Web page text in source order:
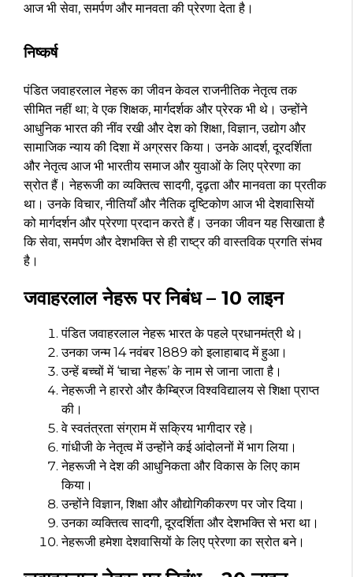
आज भी सेवा, समर्पण और मानवता की प्रेरणा देता है।
निष्कर्ष
पंडित जवाहरलाल नेहरू का जीवन केवल राजनीतिक नेतृत्व तक
सीमित नहीं था; वे एक शिक्षक, मार्गदर्शक और प्रेरक भी थे। उन्होंने
आधुनिक भारत की नींव रखी और देश को शिक्षा, विज्ञान, उद्योग और
सामाजिक न्याय की दिशा में अग्रसर किया। उनके आदर्श, दूरदर्शिता
और नेतृत्व आज भी भारतीय समाज और युवाओं के लिए प्रेरणा का
स्रोत हैं। नेहरूजी का व्यक्तित्व सादगी, दृढ़ता और मानवता का प्रतीक
था। उनके विचार, नीतियाँ और नैतिक दृष्टिकोण आज भी देशवासियों
को मार्गदर्शन और प्रेरणा प्रदान करते हैं। उनका जीवन यह सिखाता है
कि सेवा, समर्पण और देशभक्ति से ही राष्ट्र की वास्तविक प्रगति संभव
है।
जवाहरलाल नेहरू पर निबंध – 10 लाइन
पंडित जवाहरलाल नेहरू भारत के पहले प्रधानमंत्री थे।
उनका जन्म 14 नवंबर 1889 को इलाहाबाद में हुआ।
उन्हें बच्चों में ‘चाचा नेहरू’ के नाम से जाना जाता है।
नेहरूजी ने हाररो और कैम्ब्रिज विश्वविद्यालय से शिक्षा प्राप्त
की।
वे स्वतंत्रता संग्राम में सक्रिय भागीदार रहे।
गांधीजी के नेतृत्व में उन्होंने कई आंदोलनों में भाग लिया।
नेहरूजी ने देश की आधुनिकता और विकास के लिए काम
किया।
उन्होंने विज्ञान, शिक्षा और औद्योगिकीकरण पर जोर दिया।
उनका व्यक्तित्व सादगी, दूरदर्शिता और देशभक्ति से भरा था।
नेहरूजी हमेशा देशवासियों के लिए प्रेरणा का स्रोत बने।